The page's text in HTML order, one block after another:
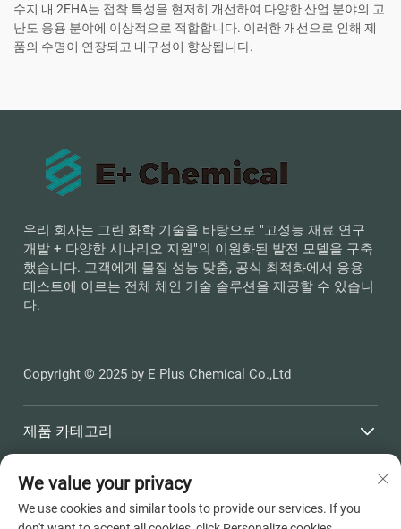
수지 내 2EHA는 접착 특성을 현저히 개선하여 다양한 산업 분야의 고
난도 응용 분야에 이상적으로 적합합니다. 이러한 개선으로 인해 제
품의 수명이 연장되고 내구성이 향상됩니다.
우리 회사는 그린 화학 기술을 바탕으로 "고성능 재료 연구
개발 + 다양한 시나리오 지원"의 이원화된 발전 모델을 구축
했습니다. 고객에게 물질 성능 맞춤, 공식 최적화에서 응용
테스트에 이르는 전체 체인 기술 솔루션을 제공할 수 있습니
다.
Copyright © 2025 by E Plus Chemical Co.,Ltd
제품 카테고리
빠른 링크
We value your privacy
We use cookies and similar tools to provide our services. If you